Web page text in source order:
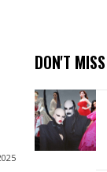
DON'T MISS